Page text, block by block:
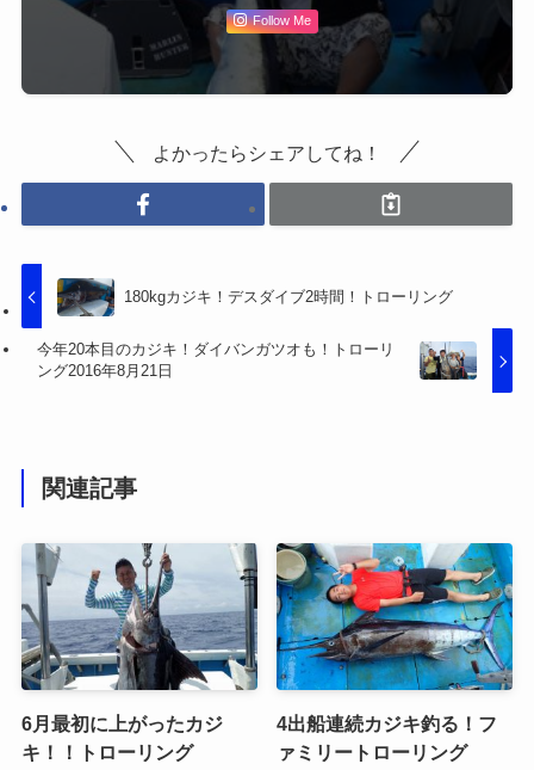
Follow Me
よかったらシェアしてね！
180kgカジキ！デスダイブ2時間！トローリング
今年20本目のカジキ！ダイバンガツオも！トローリ
ング2016年8月21日
関連記事
6月最初に上がったカジ
キ！！トローリング
4出船連続カジキ釣る！フ
ァミリートローリング